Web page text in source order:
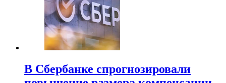
В Сбербанке спрогнозировали